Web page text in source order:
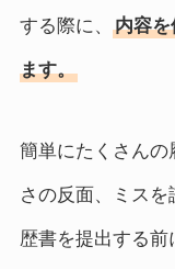
する際に、 内容を
ます。
簡単にたくさんの
さの反面、ミス
歴書を提出する前